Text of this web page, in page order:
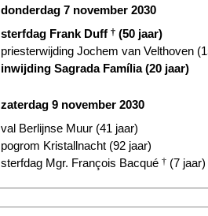
donderdag 7 november 2030
sterfdag Frank Duff † (50 jaar)
priesterwijding Jochem van Velthoven
inwijding Sagrada Família (20 jaar)
zaterdag 9 november 2030
val Berlijnse Muur (41 jaar)
pogrom Kristallnacht (92 jaar)
sterfdag Mgr. François Bacqué † (7 jaar)